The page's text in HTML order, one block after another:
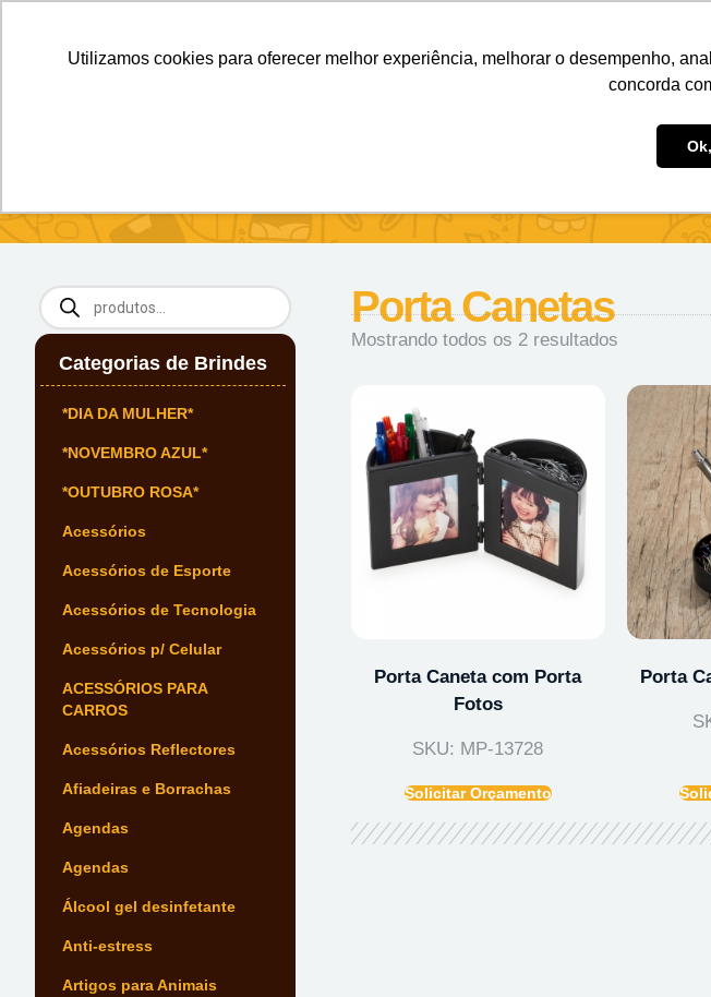
Utilizamos cookies para oferecer melhor experiência, melhorar o desempenho,
concorda
Brindes Personalizados
Categorias de Brindes
*DIA DA MULHER*
*NOVEMBRO AZUL*
*OUTUBRO ROSA*
Acessórios
Acessórios de Esporte
Acessórios de Tecnologia
Acessórios p/ Celular
ACESSÓRIOS PARA
CARROS
Acessórios Reflectores
Afiadeiras e Borrachas
Agendas
Agendas
Álcool gel desinfetante
Anti-estress
Artigos para Animais
Porta Canetas
Mostrando todos os 2 resultados
Porta Caneta com Porta
Fotos
SKU: MP-13728
Solicitar Orçamento
Porta